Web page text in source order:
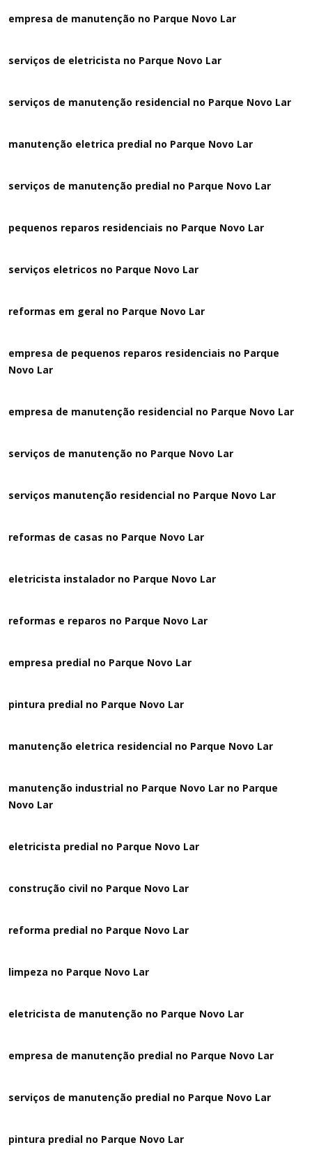
empresa de manutenção no Parque Novo Lar
serviços de eletricista no Parque Novo Lar
serviços de manutenção residencial no Parque Novo Lar
manutenção eletrica predial no Parque Novo Lar
serviços de manutenção predial no Parque Novo Lar
pequenos reparos residenciais no Parque Novo Lar
serviços eletricos no Parque Novo Lar
reformas em geral no Parque Novo Lar
empresa de pequenos reparos residenciais no Parque
Novo Lar
empresa de manutenção residencial no Parque Novo Lar
serviços de manutenção no Parque Novo Lar
serviços manutenção residencial no Parque Novo Lar
reformas de casas no Parque Novo Lar
eletricista instalador no Parque Novo Lar
reformas e reparos no Parque Novo Lar
empresa predial no Parque Novo Lar
pintura predial no Parque Novo Lar
manutenção eletrica residencial no Parque Novo Lar
manutenção industrial no Parque Novo Lar no Parque
Novo Lar
eletricista predial no Parque Novo Lar
construção civil no Parque Novo Lar
reforma predial no Parque Novo Lar
limpeza no Parque Novo Lar
eletricista de manutenção no Parque Novo Lar
empresa de manutenção predial no Parque Novo Lar
serviços de manutenção predial no Parque Novo Lar
pintura predial no Parque Novo Lar